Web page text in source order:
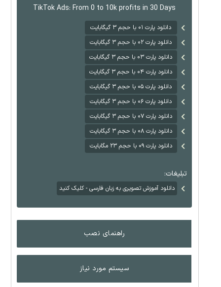
TikTok Ads: From 0 to 10k profits in 30 Days
دانلود پارت ۰۱ با حجم ۳ گیگابایت
دانلود پارت ۰۲ با حجم ۳ گیگابایت
دانلود پارت ۰۳ با حجم ۳ گیگابایت
دانلود پارت ۰۴ با حجم ۳ گیگابایت
دانلود پارت ۰۵ با حجم ۳ گیگابایت
دانلود پارت ۰۶ با حجم ۳ گیگابایت
دانلود پارت ۰۷ با حجم ۳ گیگابایت
دانلود پارت ۰۸ با حجم ۳ گیگابایت
دانلود پارت ۰۹ با حجم ۲۳ مگابایت
تبلیغات:
دانلود آموزش تصویری به زبان فارسی - کلیک کنید
راهنمای نصب
سیستم مورد نیاز